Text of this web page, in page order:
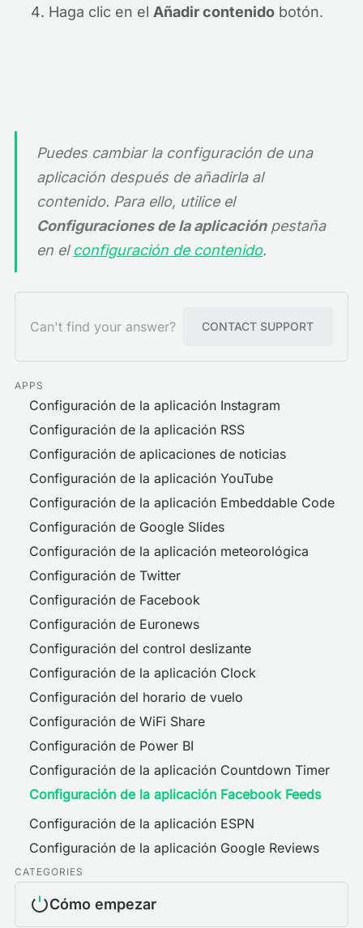
Haga clic en el Añadir contenido botón.
Puedes cambiar la configuración de una
aplicación después de añadirla al
contenido. Para ello, utilice el
Configuraciones de la aplicaciónpestaña
en el configuración de contenido.
Can't find your answer? CONTACT SUPPORT
APPS
Configuración de la aplicación Instagram
Configuración de la aplicación RSS
Configuración de aplicaciones de noticias
Configuración de la aplicación YouTube
Configuración de la aplicación Embeddable Code
Configuración de Google Slides
Configuración de la aplicación meteorológica
Configuración de Twitter
Configuración de Facebook
Configuración de Euronews
Configuración del control deslizante
Configuración de la aplicación Clock
Configuración del horario de vuelo
Configuración de WiFi Share
Configuración de Power BI
Configuración de la aplicación Countdown Timer
Configuración de la aplicación Facebook Feeds
Configuración de la aplicación ESPN
Configuración de la aplicación Google Reviews
CATEGORIES
Cómo empezar